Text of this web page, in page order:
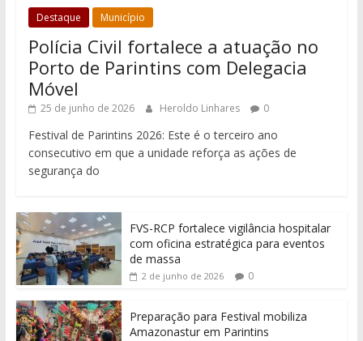
Destaque Município
Polícia Civil fortalece a atuação no
Porto de Parintins com Delegacia
Móvel
25 de junho de 2026 Heroldo Linhares 0
Festival de Parintins 2026: Este é o terceiro ano
consecutivo em que a unidade reforça as ações de
segurança do
FVS-RCP fortalece vigilância hospitalar
com oficina estratégica para eventos
de massa
2 de junho de 2026 0
Preparação para Festival mobiliza
Amazonastur em Parintins